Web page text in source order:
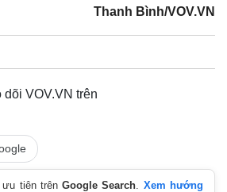
Thanh Bình/VOV.VN
VOV.VN trên
ưu tiên trênGoogle Search. Xem hướng